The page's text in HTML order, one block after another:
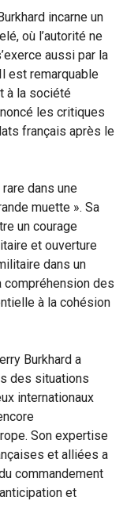
incarne un
où l’autorité ne
aussi par la
est remarquable
à la société
les critiques
français après le
dans une
muette ». Sa
un courage
et ouverture
dans un
compréhension des
à la cohésion
Burkhard a
des situations
internationaux
Son expertise
et alliées a
commandement
et